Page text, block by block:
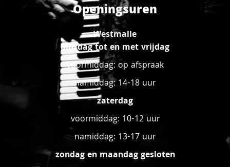
Openingsuren
Westmalle
dinsdag tot en met vrijdag
voormiddag: op afspraak
namiddag: 14-18 uur
zaterdag
voormiddag: 10-12 uur
namiddag: 13-17 uur
zondag en maandag gesloten